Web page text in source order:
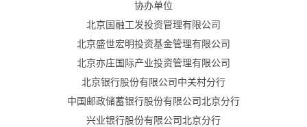
协办单位
北京国融工发投资管理有限公司
北京盛世宏明投资基金管理有限公司
北京亦庄国际产业投资管理有限公司
北京银行股份有限公司中关村分行
中国邮政储蓄银行股份有限公司北京分行
兴业银行股份有限公司北京分行